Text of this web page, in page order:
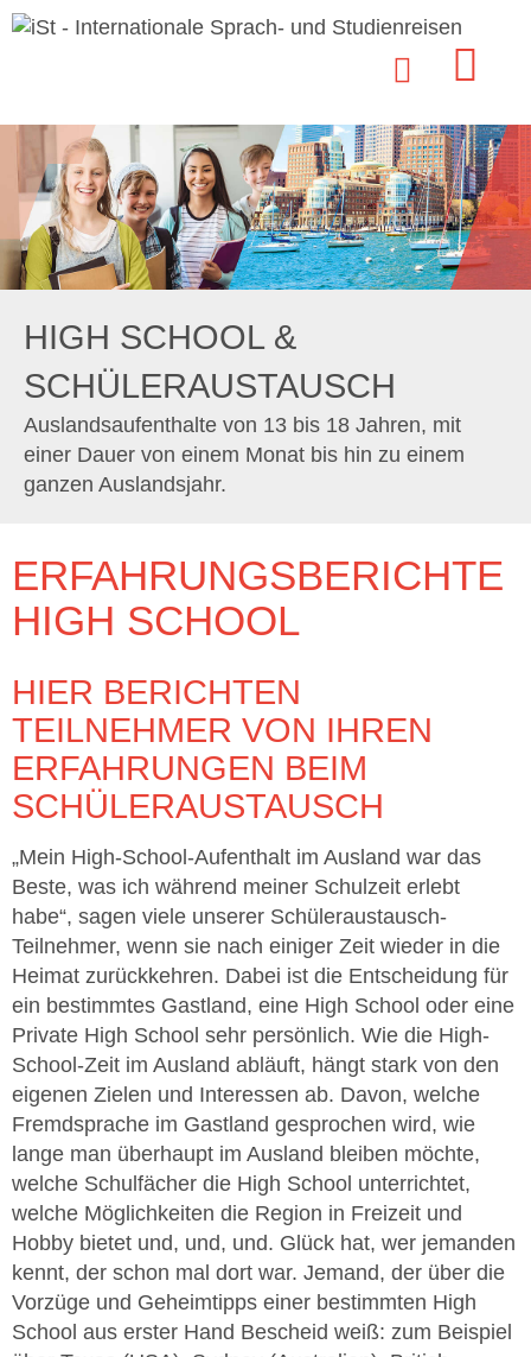
HIGH SCHOOL &
SCHÜLERAUSTAUSCH
Auslandsaufenthalte von 13 bis 18 Jahren, mit
einer Dauer von einem Monat bis hin zu einem
ganzen Auslandsjahr.
ERFAHRUNGSBERICHTE
HIGH SCHOOL
HIER BERICHTEN
TEILNEHMER VON IHREN
ERFAHRUNGEN BEIM
SCHÜLERAUSTAUSCH
„Mein High-School-Aufenthalt im Ausland war das
Beste, was ich während meiner Schulzeit erlebt
habe“, sagen viele unserer Schüleraustausch-
Teilnehmer, wenn sie nach einiger Zeit wieder in die
Heimat zurückkehren. Dabei ist die Entscheidung für
ein bestimmtes Gastland, eine High School oder eine
Private High School sehr persönlich. Wie die High-
School-Zeit im Ausland abläuft, hängt stark von den
eigenen Zielen und Interessen ab. Davon, welche
Fremdsprache im Gastland gesprochen wird, wie
lange man überhaupt im Ausland bleiben möchte,
welche Schulfächer die High School unterrichtet,
welche Möglichkeiten die Region in Freizeit und
Hobby bietet und, und, und. Glück hat, wer jemanden
kennt, der schon mal dort war. Jemand, der über die
Vorzüge und Geheimtipps einer bestimmten High
School aus erster Hand Bescheid weiß: zum Beispiel